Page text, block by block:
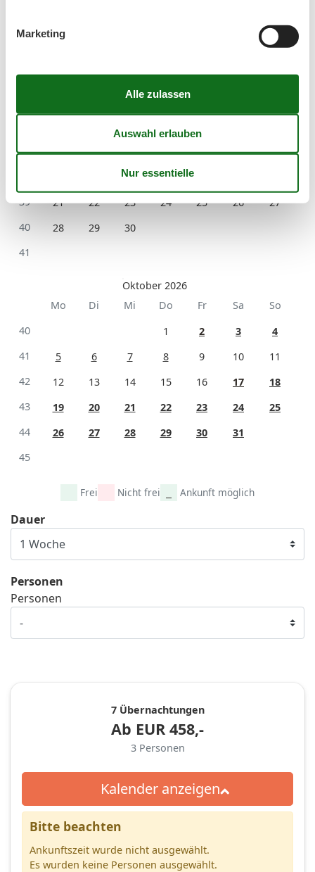
Mi Do
37
7 8 9 10 11 12
13
16 17
39
21 22 23 24 25 26
27
40
28 29
30
41
Oktober 2026
Mo
Di Mi Do Fr Sa
So
40
1 2 3
4
41
5 6 7 8 9 10
11
42
12 13 14 15 16 17
18
43
19 20 21 22 23 24
25
44
26 27 28 29 30
31
45
Frei Nicht frei Ankunft möglich
Dauer
Personen
Personen
7 Übernachtungen
Ab EUR 458,-
3 Personen
Kalender anzeigen
Bitte beachten
Ankunftszeit wurde nicht ausgewählt.
Es wurden keine Personen ausgewählt.
Marketing